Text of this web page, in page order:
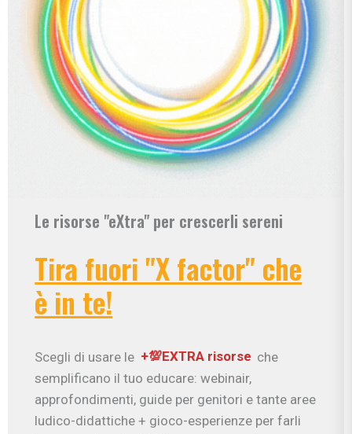
Le risorse "eXtra" per crescerli sereni
Tira fuori "X factor" che
è in te!
Scegli di usare le +💯EXTRA risorse che
semplificano il tuo educare: webinair,
approfondimenti, guide per genitori e tante aree
ludico-didattiche + gioco-esperienze per farli